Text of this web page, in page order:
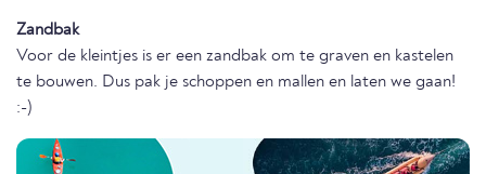
Zandbak
Voor de kleintjes is er een zandbak om te graven en kastelen
te bouwen. Dus pak je schoppen en mallen en laten we gaan!
:-)